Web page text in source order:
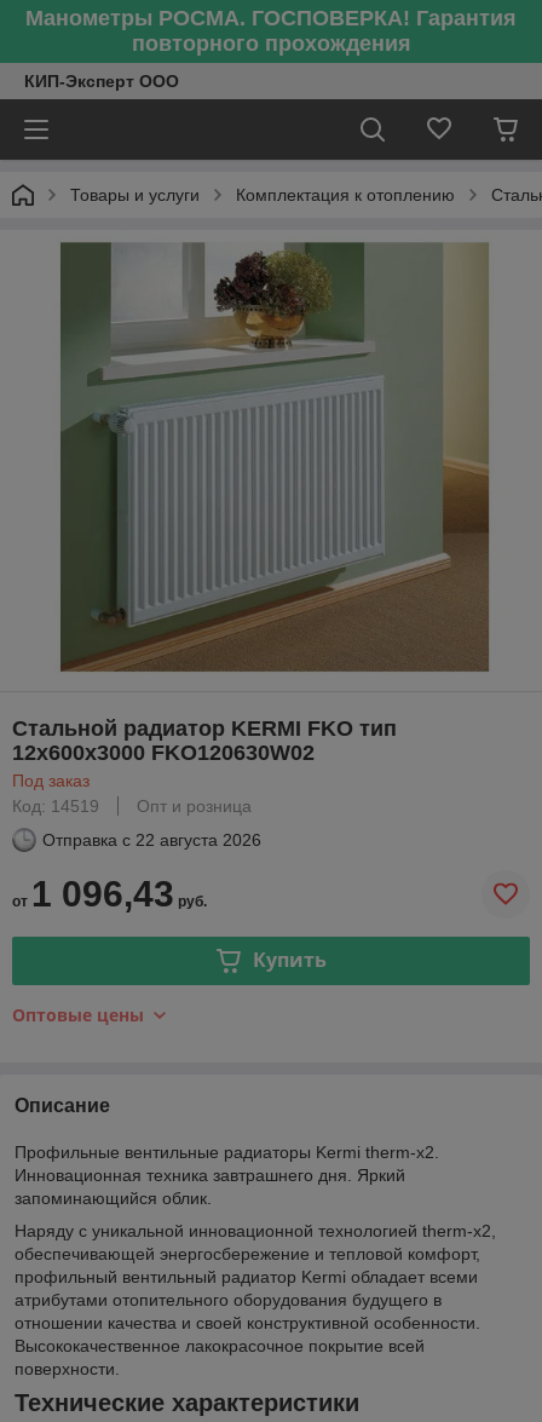
Манометры РОСМА. ГОСПОВЕРКА! Гарантия
повторного прохождения
КИП-Эксперт ООО
Товары и услуги Комплектация к отоплению
Стальной радиатор KERMI FKO тип
12х600х3000 FKO120630W02
Под заказ
Код: 14519
Опт и розница
Отправка с 22 августа 2026
от 1 096,43 руб.
Купить
Оптовые цены
Описание
Профильные вентильные радиаторы Kermi therm-x2.
Инновационная техника завтрашнего дня. Яркий
запоминающийся облик.
Наряду с уникальной инновационной технологией therm-x2,
обеспечивающей энергосбережение и тепловой комфорт,
профильный вентильный радиатор Kermi обладает всеми
атрибутами отопительного оборудования будущего в
отношении качества и своей конструктивной особенности.
Высококачественное лакокрасочное покрытие всей
поверхности.
Технические характеристики